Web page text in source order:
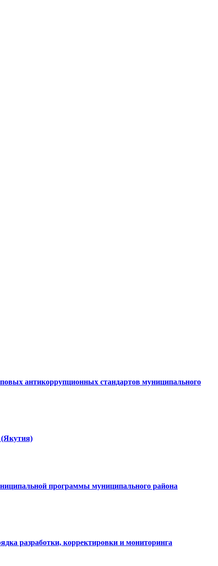
антикоррупционных стандартов муниципального
(Якутия)
программы муниципального района
разработки, корректировки и мониторинга